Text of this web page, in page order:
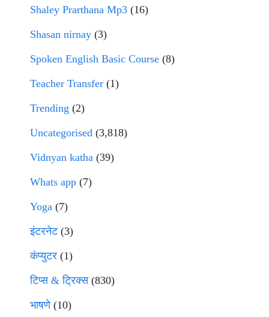
Shaley Prarthana Mp3 (16)
Shasan nirnay (3)
Spoken English Basic Course (8)
Teacher Transfer (1)
Trending (2)
Uncategorised (3,818)
Vidnyan katha (39)
Whats app (7)
Yoga (7)
इंटरनेट(3)
कंप्युटर (1)
टिप्स & ट्रिक्स(830)
भाषणे(10)